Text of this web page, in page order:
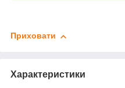
Приховати
Характеристики